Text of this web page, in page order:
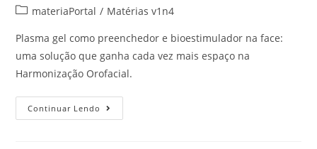
materiaPortal / Matérias v1n4
Plasma gel como preenchedor e bioestimulador na face:
uma solução que ganha cada vez mais espaço na
Harmonização Orofacial.
Continuar Lendo